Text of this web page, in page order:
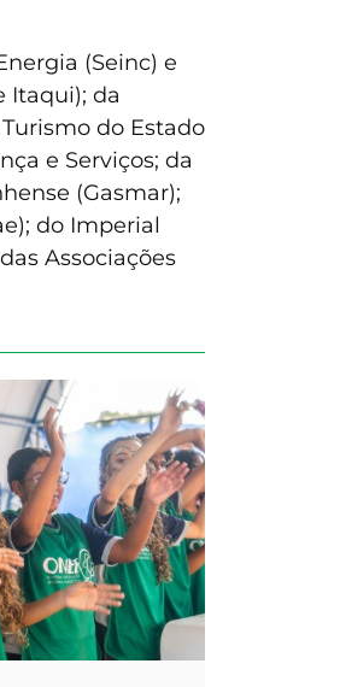
(Seinc) e
Itaqui); da
do Estado
e Serviços; da
(Gasmar);
do Imperial
Associações